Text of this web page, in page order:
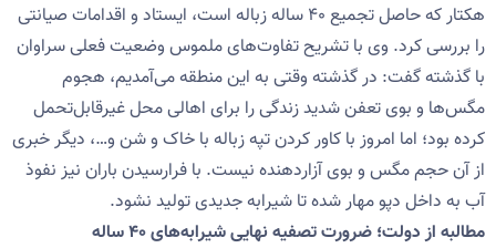
هکتار که حاصل تجمیع ۴۰ ساله زباله است، ایستاد و اقدامات صیانتی
را بررسی کرد. وی با تشریح تفاوت‌های ملموس وضعیت فعلی سراوان
با گذشته گفت: در گذشته وقتی به این منطقه می‌آمدیم، هجوم
مگس‌ها و بوی تعفن شدید زندگی را برای اهالی محل غیرقابل‌تحمل
کرده بود؛ اما امروز با کاور کردن تپه زباله با خاک و شن و…، دیگر خبری
از آن حجم مگس و بوی آزاردهنده نیست. با فرارسیدن باران نیز نفوذ
آب به داخل دپو مهار شده تا شیرابه جدیدی تولید نشود.
مطالبه از دولت؛ ضرورت تصفیه نهایی شیرابه‌های ۴۰ ساله